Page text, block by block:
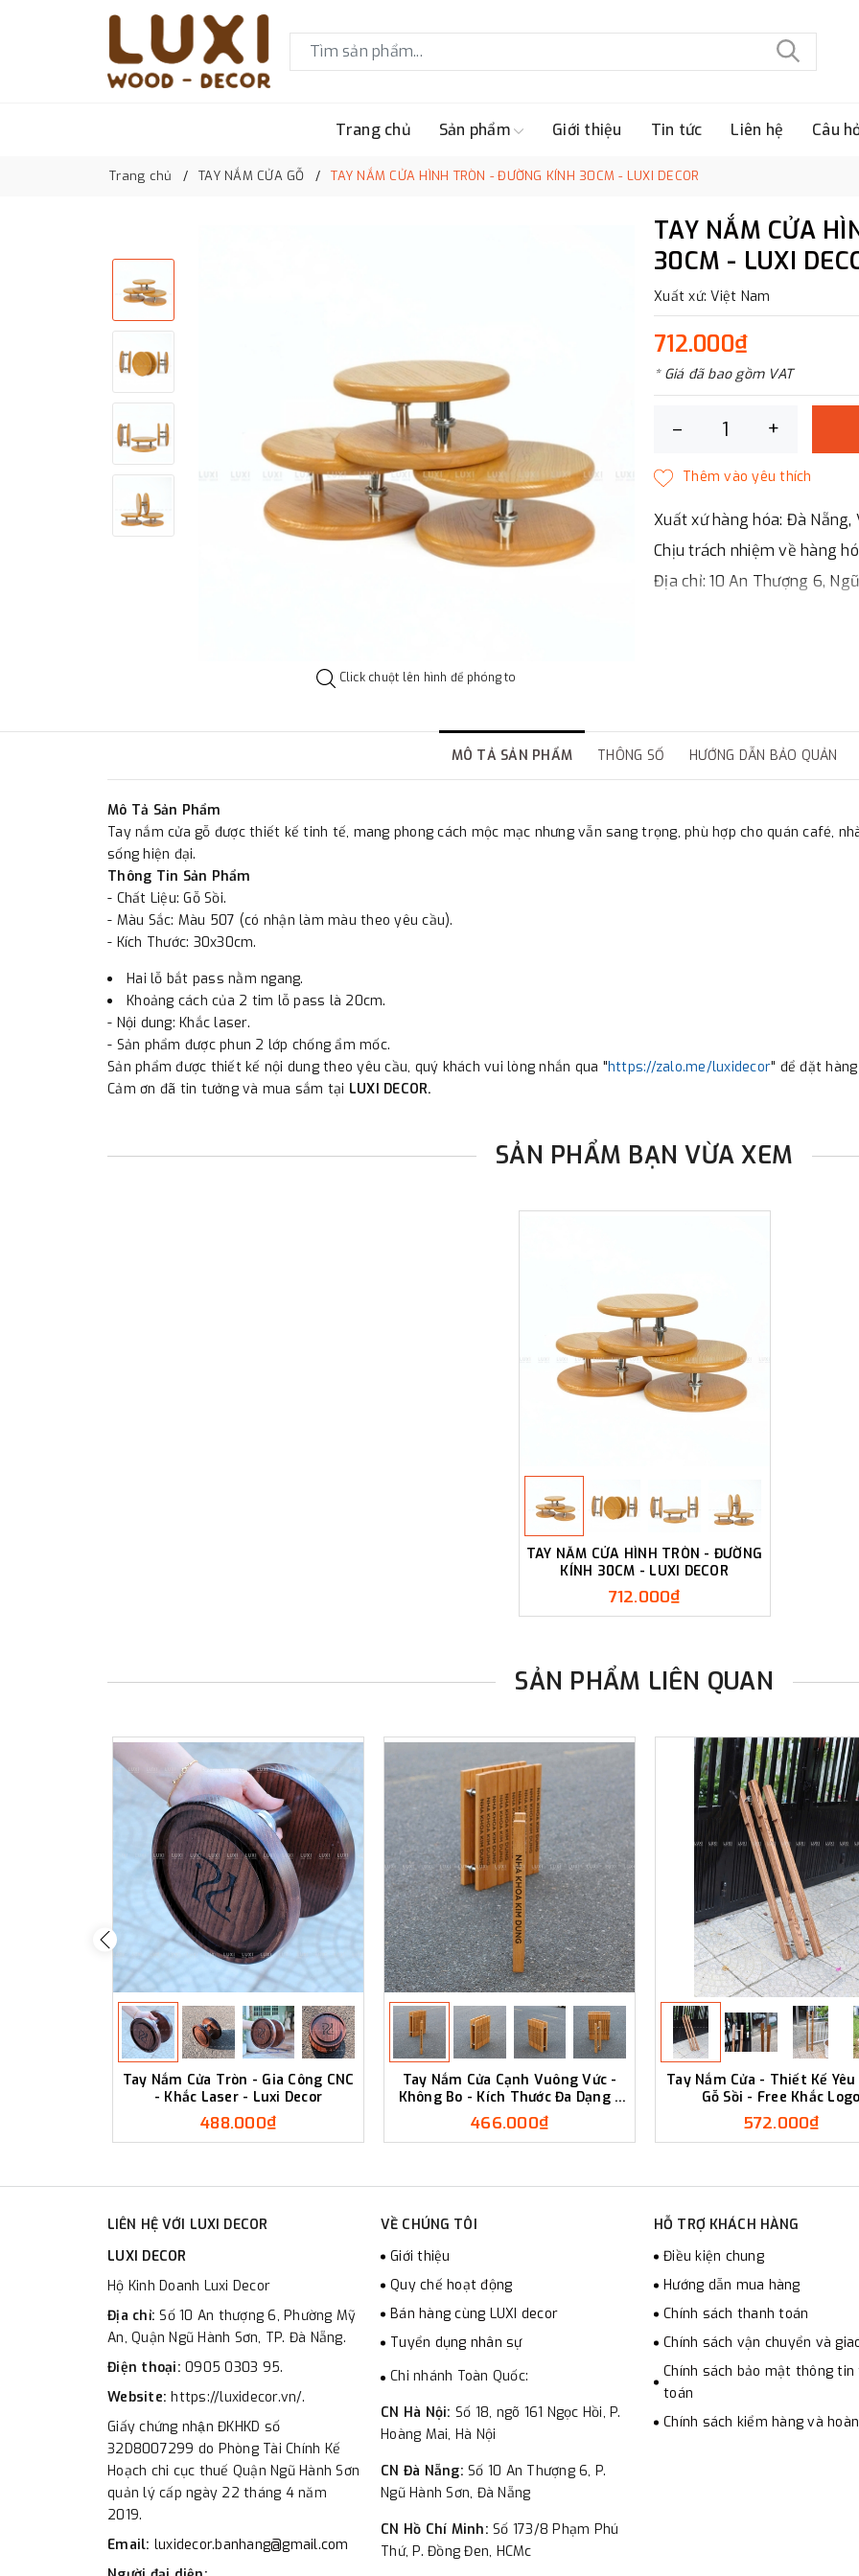
Trang chủ Sản phẩm Giới thiệu Tin tức Liên hệ Câu
Trang chủ TAY NẮM CỬA GỖ TAY NẮM CỬA HÌNH TRÒN - ĐƯỜNG KÍNH 30CM - LUXI DECOR
Click chuột lên hình để phóng to
TAY NẮM CỬA
30CM - LUXI
Xuất xứ: Việt Nam
712.000₫
* Giá đã bao gồm VAT
– +
Xuất xứ hàng hóa: Đà Nẵng,
Chịu trách nhiệm về hàng
Địa chỉ: 10 An Thượng 6,
MÔ TẢ SẢN PHẨM THÔNG SỐ HƯỚNG DẪN BẢO QUẢN
Mô Tả Sản Phẩm
Tay nắm cửa gỗ được thiết kế tinh tế, mang phong cách mộc mạc nhưng vẫn sang trọng, phù hợp cho quán café,
sống hiện đại.
Thông Tin Sản Phẩm
- Chất Liệu: Gỗ Sồi.
- Màu Sắc: Màu 507 (có nhận làm màu theo yêu cầu).
- Kích Thước: 30x30cm.
Hai lỗ bắt pass nằm ngang.
Khoảng cách của 2 tim lỗ pass là 20cm.
- Nội dung: Khắc laser.
- Sản phẩm được phun 2 lớp chống ẩm mốc.
Sản phẩm được thiết kế nội dung theo yêu cầu, quý khách vui lòng nhắn qua "https://zalo.me/luxidecor" để đặt
Cảm ơn đã tin tưởng và mua sắm tại LUXI DECOR.
SẢN PHẨM BẠN VỪA XEM
TAY NẮM CỬA HÌNH TRÒN - ĐƯỜNG
KÍNH 30CM - LUXI DECOR
712.000₫
SẢN PHẨM LIÊN QUAN
Tay Nắm Cửa Tròn - Gia Công CNC
- Khắc Laser - Luxi Decor
488.000₫
Tay Nắm Cửa Cạnh Vuông Vức -
Không Bo - Kích Thước Đa Dạng -
Luxi Decor
466.000₫
Tay Nắm Cửa - Thiết Kế
Gỗ Sồi - Free Khắc
572.000₫
LIÊN HỆ VỚI LUXI DECOR
LUXI DECOR
Hộ Kinh Doanh Luxi Decor
Địa chỉ: Số 10 An thượng 6, Phường Mỹ
An, Quận Ngũ Hành Sơn, TP. Đà Nẵng.
Điện thoại: 0905 0303 95.
Website: https://luxidecor.vn/.
Giấy chứng nhận ĐKHKD số
32D8007299 do Phòng Tài Chính Kế
Hoạch chi cục thuế Quận Ngũ Hành Sơn
quản lý cấp ngày 22 tháng 4 năm
2019.
Email: luxidecor.banhang@gmail.com
VỀ CHÚNG TÔI
Giới thiệu
Quy chế hoạt động
Bán hàng cùng LUXI decor
Tuyển dụng nhân sự
Chi nhánh Toàn Quốc:
CN Hà Nội: Số 18, ngõ 161 Ngọc Hồi, P.
Hoàng Mai, Hà Nội
CN Đà Nẵng: Số 10 An Thượng 6, P.
Ngũ Hành Sơn, Đà Nẵng
CN Hồ Chí Minh: Số 173/8 Phạm Phú
Thứ, P. Đồng Đen, HCMc
HỖ TRỢ KHÁCH HÀNG
Điều kiện chung
Hướng dẫn mua hàng
Chính sách thanh toán
Chính sách vận chuyển và
Chính sách bảo mật thông tin
toán
Chính sách kiểm hàng và